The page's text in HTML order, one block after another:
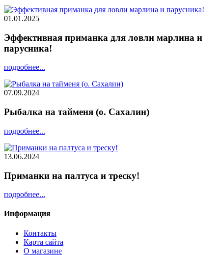
01.01.2025
Эффективная приманка для ловли марлина и
парусника!
подробнее...
07.09.2024
Рыбалка на тайменя (о. Сахалин)
подробнее...
13.06.2024
Приманки на палтуса и треску!
подробнее...
Информация
Контакты
Карта сайта
О магазине